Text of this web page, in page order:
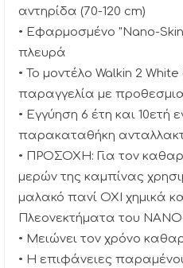
αντηρίδα (70-120 cm)
• Εφαρμοσμένο "Nano-
πλευρά
• Το μοντέλο Walkin 2 White
παραγγελία με
• Εγγύηση 6 έτη και 10ετή
παρακαταθήκη
• ΠΡΟΣΟΧΗ: Για τον
μερών της καμπίνας
μαλακό πανί ΟΧΙ χημικά
Πλεονεκτήματα του
• Μειώνει τον χρόνο
• Η επιφάνειες